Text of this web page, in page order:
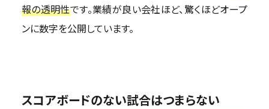
報の透明性です。業績が良い会社ほど、驚くほどオープ
ンに数字を公開しています。
スコアボードのない試合はつまらない